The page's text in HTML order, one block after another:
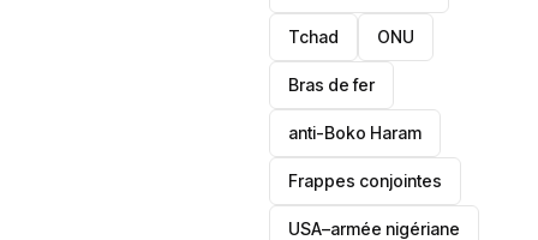
‎Tchad ONU
Bras de fer
anti-Boko Haram
Frappes conjointes
USA–armée nigériane